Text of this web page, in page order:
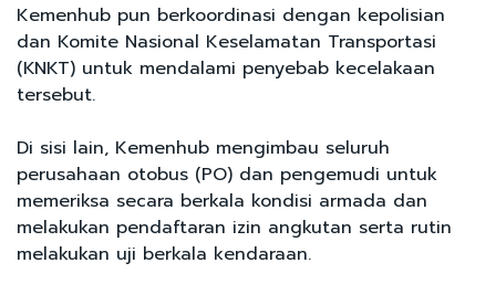
Kemenhub pun berkoordinasi dengan kepolisian
dan Komite Nasional Keselamatan Transportasi
(KNKT) untuk mendalami penyebab kecelakaan
tersebut.
Di sisi lain, Kemenhub mengimbau seluruh
perusahaan otobus (PO) dan pengemudi untuk
memeriksa secara berkala kondisi armada dan
melakukan pendaftaran izin angkutan serta rutin
melakukan uji berkala kendaraan.